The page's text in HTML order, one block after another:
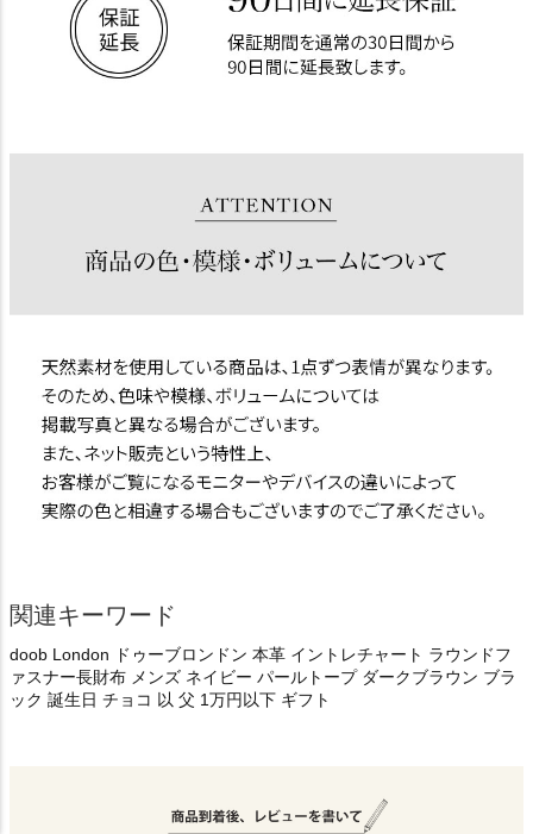
関連キーワード
doob London ドゥーブロンドン 本革 イントレチャート ラウンドフ
ァスナー長財布 メンズ ネイビー パールトープ ダークブラウン ブラ
ック 誕生日 チョコ 以 父 1万円以下 ギフト